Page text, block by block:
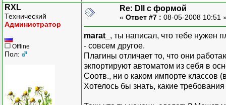
RXL
Технический
Администратор
Offline
Пол:
Re: Dll с формой
« Ответ #7 : 08-05-2008 10:51
marat_ , ты написал, что тебе нужен
- совсем другое.
Плагины отличает то, что они
экпортируют автоматом из себя в
Соотв., ни о каком импорте классов
Хотелось бы знать, какие